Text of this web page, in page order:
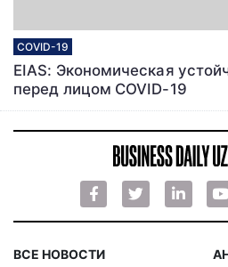
COVID-19
EIAS: Экономическая
перед лицом COVID-19
ВСЕ НОВОСТИ